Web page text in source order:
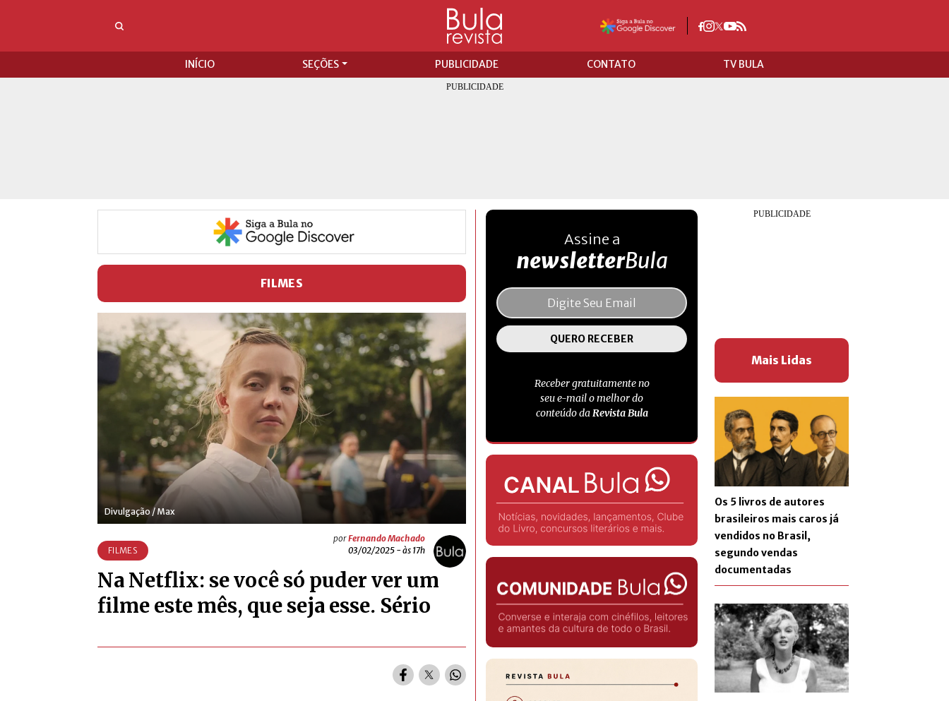
INÍCIO SEÇÕES PUBLICIDADE CONTATO TV BULA
FILMES
Divulgação / Max
FILMES
porFernando Machado
03/02/2025 - às 17h
Na Netflix: se você só puder ver um
filme este mês, que seja esse. Sério
Assine a
newsletterBula
Receber gratuitamente no
seu e-mail o melhor do
conteúdo daRevista Bula
Mais Lidas
Os 5 livros de autores
brasileiros mais caros já
vendidos no Brasil,
segundo vendas
documentadas